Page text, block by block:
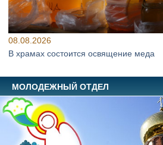
08.08.2026
В храмах состоится освящение меда
МОЛОДЕЖНЫЙ ОТДЕЛ